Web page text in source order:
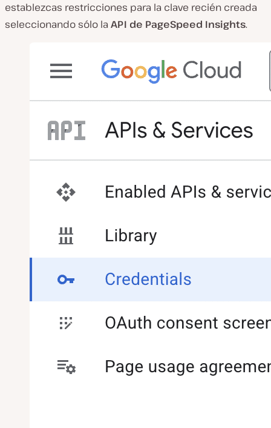
establezcas restricciones para la clave recién creada
seleccionando sólo la API de PageSpeed Insights.